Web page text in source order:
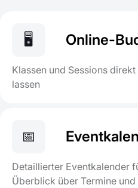
🖥️ Online-
Klassen und Sessions
lassen
📅
Detaillierter Eventkalender
Überblick über Termine